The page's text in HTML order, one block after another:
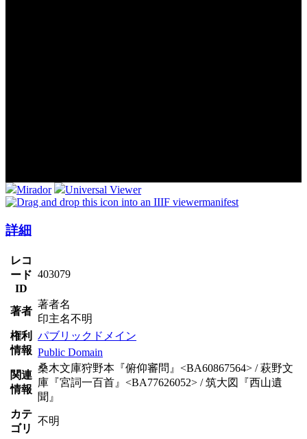
Mirador
Universal Viewer
manifest
詳細
レコ
ード
ID
403079
著者
著者名
印主名不明
権利
情報
パブリックドメイン
Public Domain
関連
情報
桑木文庫狩野本『俯仰審問』<BA60867564> / 萩野文
庫『宮詞一百首』<BA77626052> / 筑大図『西山遺
聞』
カテ
ゴリ
不明